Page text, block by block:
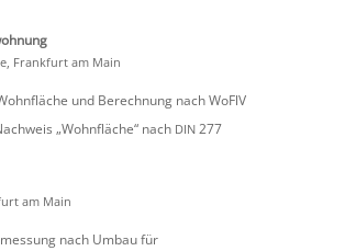
Frank­furt am Main
und Berech­nung nach WoFlV
„Wohnfläche“ nach DIN277
am Main
nach Umbau für